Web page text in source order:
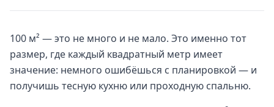
100 м² — это не много и не мало. Это именно тот
размер, где каждый квадратный метр имеет
значение: немного ошибёшься с планировкой — и
получишь тесную кухню или проходную спальню.